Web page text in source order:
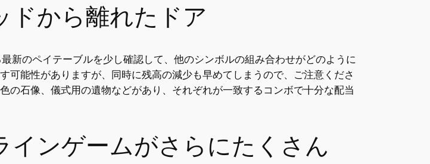
ドから離れたドア
新のペイテーブルを少し確認して、他のシンボルの組み合わせがどのように
能性がありますが、同時に残高の減少も早めてしまうので、ご注意くださ
の石像、儀式用の遺物などがあり、それぞれが一致するコンボで十分な配当
ンゲームがさらにたくさん